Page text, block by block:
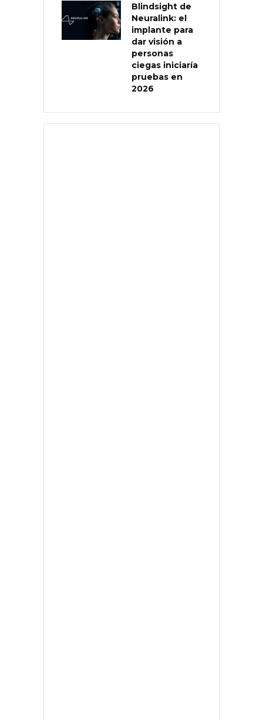
Blindsight de
Neuralink: el
implante para
dar visión a
personas
ciegas iniciaría
pruebas en
2026